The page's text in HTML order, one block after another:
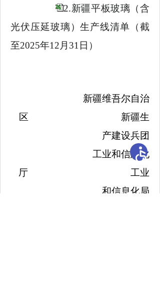
2.新疆平板玻璃（含
光伏压延玻璃）生产线清单（截
至2025年12月31日）
新疆维吾尔自治
区 新疆生
产建设兵团
工业和信息化
厅 工业
和信息化局